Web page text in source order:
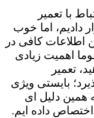
با تعمیر
دادیم، اما خوب
اطلاعات کافی در
اهمیت زیادی
تعمیر
بایستی ویژی
همین دلیل ای
داده ایم.